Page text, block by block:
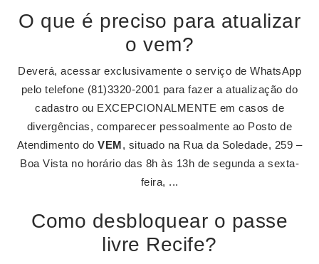
O que é preciso para atualizar
o vem?
Deverá, acessar exclusivamente o serviço de WhatsApp
pelo telefone (81)3320-2001 para fazer a atualização do
cadastro ou EXCEPCIONALMENTE em casos de
divergências, comparecer pessoalmente ao Posto de
Atendimento doVEM, situado na Rua da Soledade, 259 –
Boa Vista no horário das 8h às 13h de segunda a sexta-
feira, ...
Como desbloquear o passe
livre Recife?